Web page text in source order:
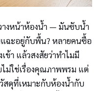
งหน้าห้องน้ำ — มันซับน้ำ
ฉะอยู่กับพื้น? หลายคนซื้อ
ข้า แล้วสงสัยว่าทำไมมี
ม่ใช่เรื่องคุณภาพพรม แต่
สดุที่เหมาะกับห้องน้ำกับ